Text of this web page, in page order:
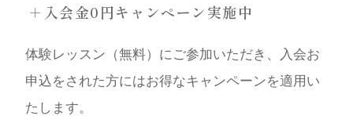
＋入会金0円キャンペーン実施中
体験レッスン（無料）にご参加いただき、入会お
申込をされた方にはお得なキャンペーンを適用い
たします。